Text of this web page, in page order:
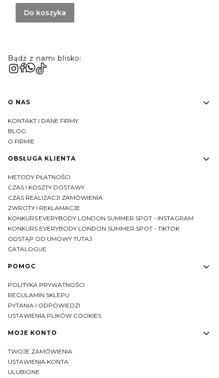
Do koszyka
Bądź z nami blisko:
Linki w stopce
O NAS
KONTAKT I DANE FIRMY
BLOG
O FIRMIE
OBSŁUGA KLIENTA
METODY PŁATNOŚCI
CZAS I KOSZTY DOSTAWY
CZAS REALIZACJI ZAMÓWIENIA
ZWROTY I REKLAMACJE
KONKURS EVERYBODY LONDON SUMMER SPOT - INSTAGRAM
KONKURS EVERYBODY LONDON SUMMER SPOT - TIKTOK
ODSTĄP OD UMOWY TUTAJ
CATALOGUE
POMOC
POLITYKA PRYWATNOŚCI
REGULAMIN SKLEPU
PYTANIA I ODPOWIEDZI
USTAWIENIA PLIKÓW COOKIES
MOJE KONTO
TWOJE ZAMÓWIENIA
USTAWIENIA KONTA
ULUBIONE